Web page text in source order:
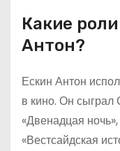
Какие
Антон?
Ескин Антон
в кино. Он сыграл
«Двенадцая
«Вестсайдская